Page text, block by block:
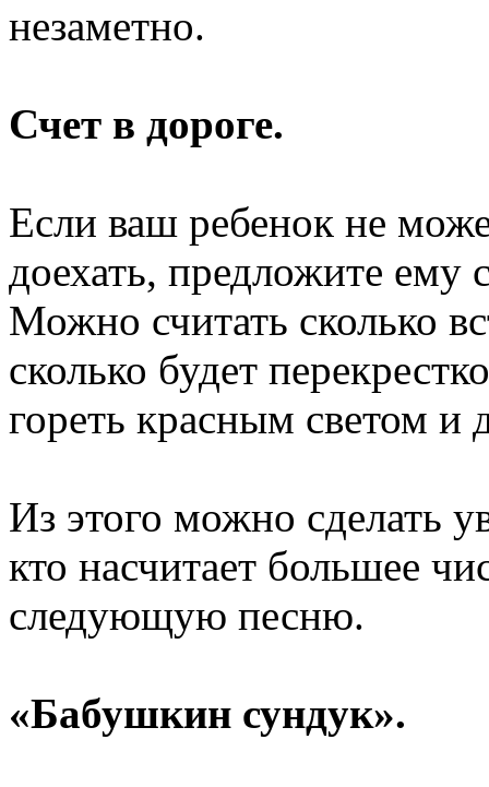
незаметно.
Счет в дороге.
Если ваш ребенок не
доехать, предложите ему
Можно считать сколько
сколько будет
гореть красным светом и
Из этого можно сделать
кто насчитает большее
следующую песню.
«Бабушкин сундук».